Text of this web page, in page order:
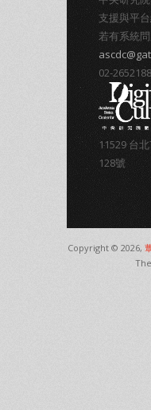
支援與平台
若有系統
02-
11529 台
128號
Copyright © 2026,